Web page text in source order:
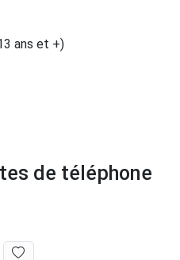
ans et +)
de téléphone